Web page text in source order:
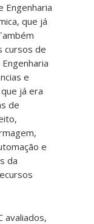
Engenharia
que já
cursos de
e
já era
de
e
da
avaliados,